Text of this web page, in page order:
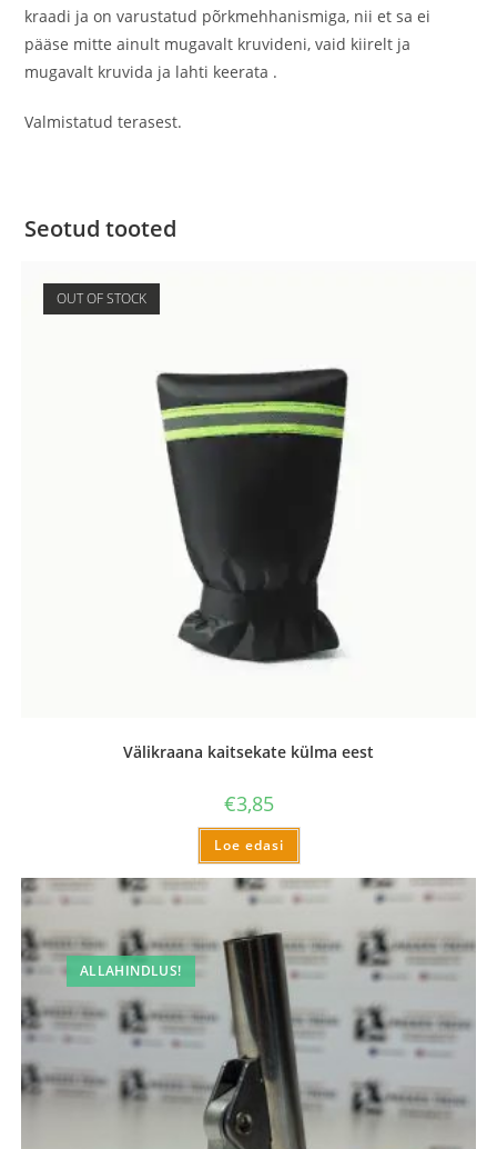
kraadi ja on varustatud põrkmehhanismiga, nii et sa ei
pääse mitte ainult mugavalt kruvideni, vaid kiirelt ja
mugavalt kruvida ja lahti keerata .
Valmistatud terasest.
Seotud tooted
OUT OF STOCK
Välikraana kaitsekate külma eest
€3,85
Loe edasi
ALLAHINDLUS!